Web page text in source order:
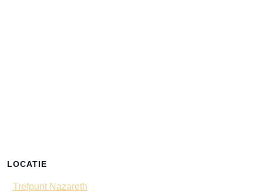
LOCATIE
Trefpunt Nazareth